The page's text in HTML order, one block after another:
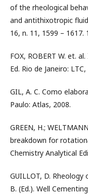
of the rheological
and antithixotropic
16, n. 11, 1599 – 1617.
FOX, ROBERT W. et.
Ed. Rio de Janeiro: LTC,
GIL, A. C. Como
Paulo: Atlas, 2008.
GREEN, H.;
breakdown for
Chemistry Analytical
GUILLOT, D. Rheology
B. (Ed.). Well